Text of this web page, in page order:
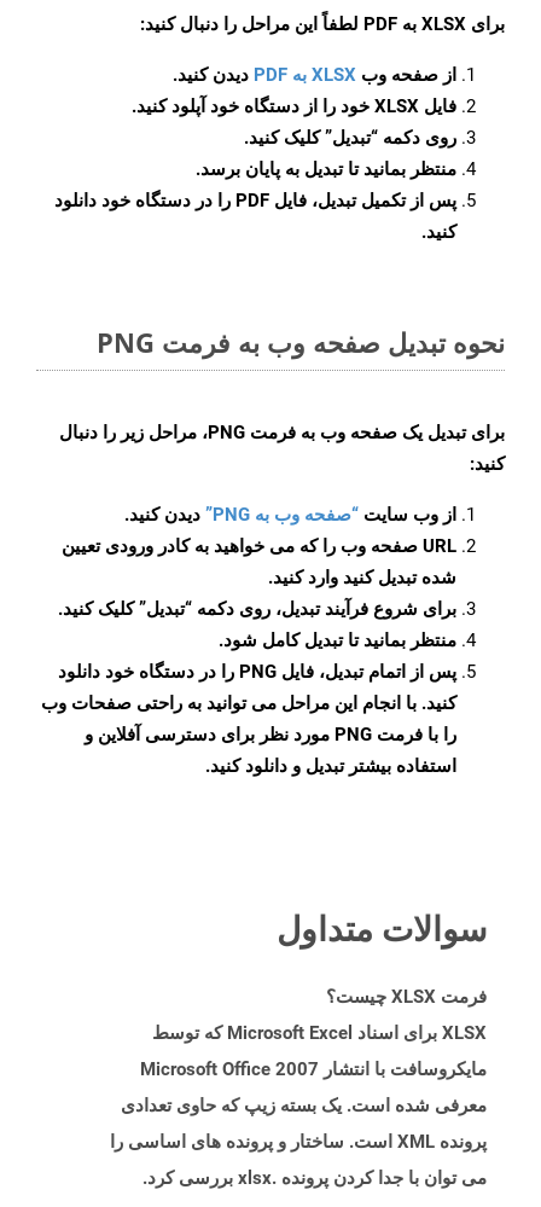
برای XLSX به PDF لطفاً این مراحل را دنبال کنید:
از صفحه وب XLSX به PDF
دیدن کنید.
فایل XLSX خود را از دستگاه خود آپلود کنید.
روی دکمه “تبدیل”کلیک کنید.
منتظر بمانید تا تبدیل به پایان برسد.
پس از تکمیل تبدیل، فایل PDF را در دستگاه خود دانلود
کنید.
نحوه تبدیل صفحه وب به فرمت PNG
برای تبدیل یک صفحه وب به فرمت PNG، مراحل زیر را دنبال
کنید:
از وب سایت “صفحه وب به PNG”
دیدن کنید.
URL صفحه وب را که می خواهید به کادر ورودی تعیین
شده تبدیل کنید وارد کنید.
برای شروع فرآیند تبدیل، روی دکمه “تبدیل” کلیک کنید.
منتظر بمانید تا تبدیل کامل شود.
پس از اتمام تبدیل، فایل PNG را در دستگاه خود دانلود
کنید. با انجام این مراحل می توانید به راحتی صفحات وب
را با فرمت PNG مورد نظر برای دسترسی آفلاین و
استفاده بیشتر تبدیل و دانلود کنید.
سوالات متداول
فرمت XLSX چیست؟
XLSX برای اسناد Microsoft Excel که توسط
مایکروسافت با انتشار Microsoft Office 2007
معرفی شده است. یک بسته زیپ که حاوی تعدادی
پرونده XML است. ساختار و پرونده های اساسی را
می توان با جدا کردن پرونده .xlsx بررسی کرد.